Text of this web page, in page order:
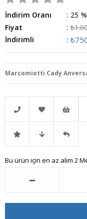
İndirim Oranı : %
25
Fiyat
:
İndirimli
:
Marcomiotti Cady
Telefonla
Sipariş
Favorilere
Ekle
İstek
Listeme
İndirimli Fiyat Gelince
Bu ürün için en az alım 2